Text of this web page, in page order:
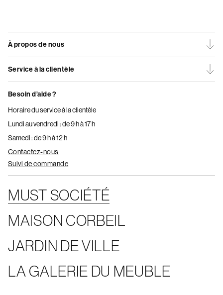
À propos de nous
Service à la clientèle
Besoin d’aide ?
Horaire du service à la clientèle
Lundi au vendredi : de 9 h à 17 h
Samedi : de 9 h à 12 h
Contactez-nous
Suivi de commande
MUST SOCIÉTÉ
MAISON CORBEIL
JARDIN DE VILLE
LA GALERIE DU MEUBLE